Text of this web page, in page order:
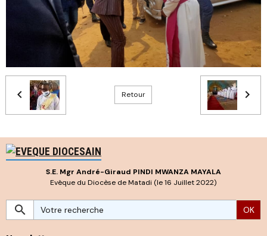
Retour
S.E. Mgr André-Giraud PINDI MWANZA MAYALA
Evêque du Diocèse de Matadi (le 16 Juillet 2022)
OK